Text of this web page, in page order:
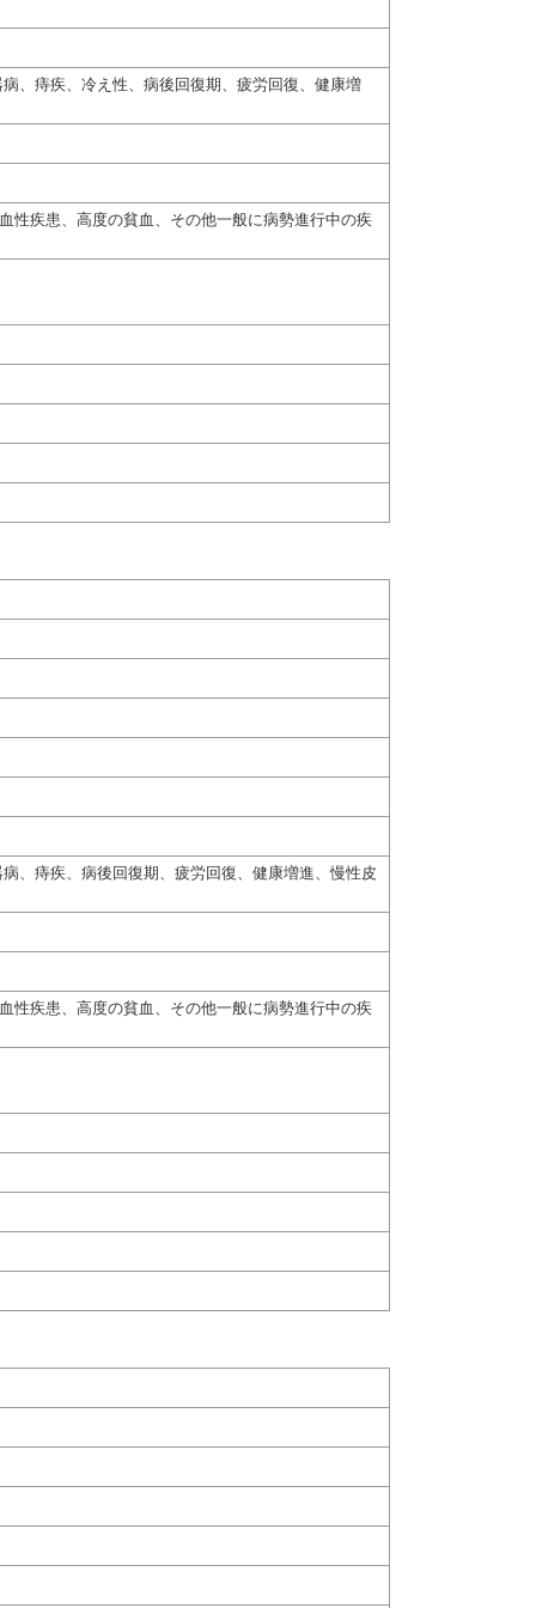
、痔疾、冷え性、病後回復期、疲労回復、健康増
性疾患、高度の貧血、その他一般に病勢進行中の疾
、痔疾、病後回復期、疲労回復、健康増進、慢性皮
性疾患、高度の貧血、その他一般に病勢進行中の疾